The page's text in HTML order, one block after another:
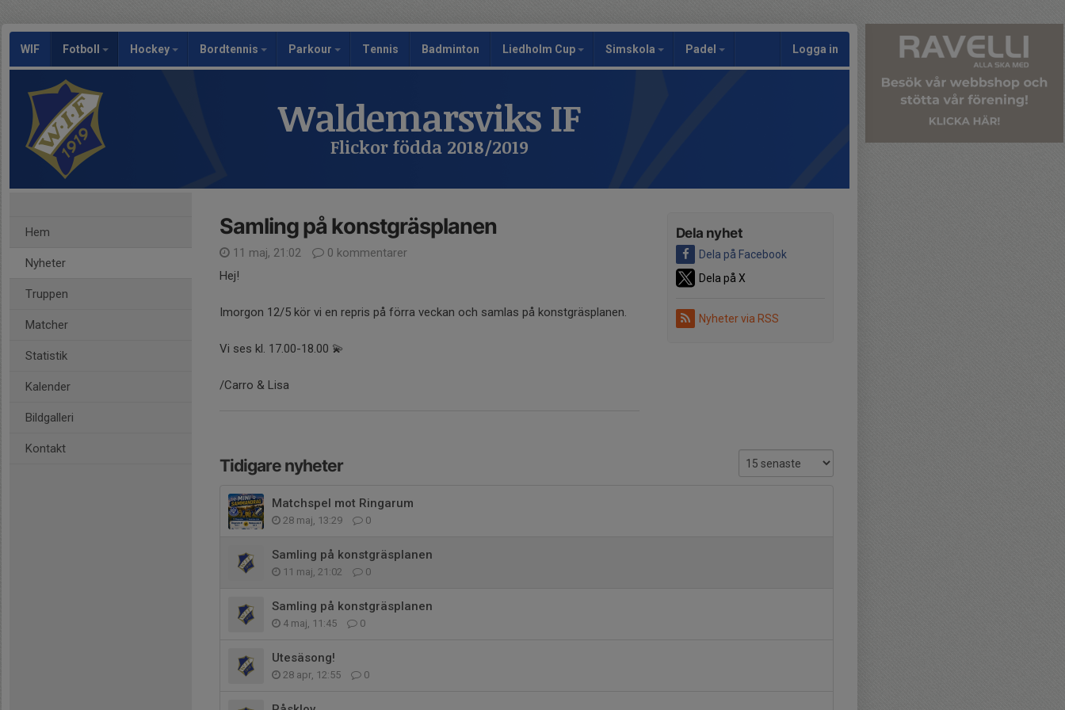
WIF Fotboll Hockey Bordtennis Parkour Tennis Badminton Liedholm Cup Simskola Padel Logga in
Waldemarsviks IF
Flickor födda 2018/2019
Hem
Nyheter
Truppen
Matcher
Statistik
Kalender
Bildgalleri
Kontakt
Dela nyhet
Dela på Facebook
Dela på X
Nyheter via RSS
Samling på konstgräsplanen
11 maj, 21:02
0 kommentarer
Hej!
Imorgon 12/5 kör vi en repris på förra veckan och samlas på konstgräsplanen.
Vi ses kl. 17.00-18.00 💫
/Carro & Lisa
Tidigare nyheter
Matchspel mot Ringarum
28 maj, 13:29 0
Samling på konstgräsplanen
11 maj, 21:02 0
Samling på konstgräsplanen
4 maj, 11:45 0
Utesäsong!
28 apr, 12:55 0